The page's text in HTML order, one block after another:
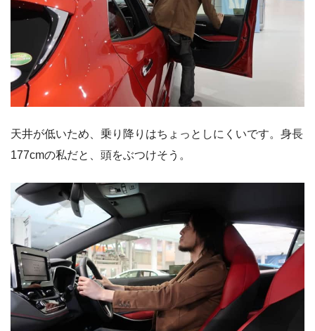
天井が低いため、乗り降りはちょっとしにくいです。身長
177cmの私だと、頭をぶつけそう。